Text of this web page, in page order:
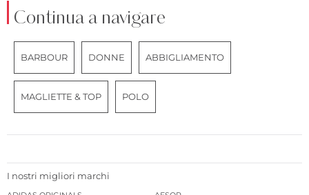
Continua a navigare
BARBOUR DONNE ABBIGLIAMENTO
MAGLIETTE & TOP POLO
I nostri migliori marchi